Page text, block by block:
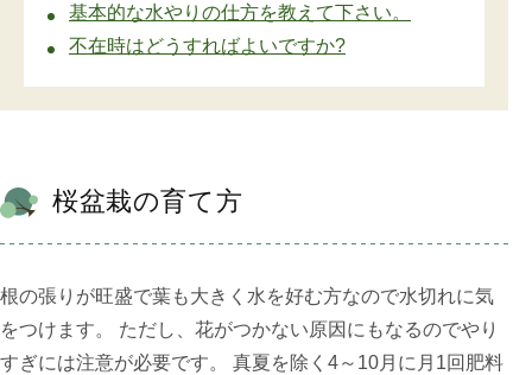
基本的な水やりの仕方を教えて下さい。
不在時はどうすればよいですか?
桜盆栽の育て方
根の張りが旺盛で葉も大きく水を好む方なので水切れに気
をつけます。 ただし、花がつかない原因にもなるのでやり
すぎには注意が必要です。 真夏を除く4～10月に月1回肥料